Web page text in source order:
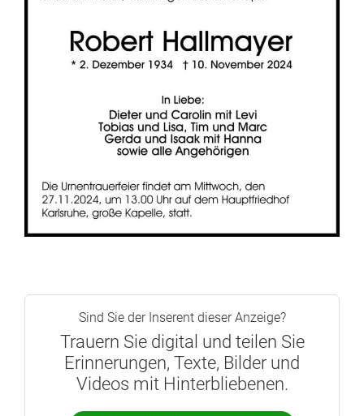
Sind Sie der Inserent dieser Anzeige?
Trauern Sie digital und teilen Sie
Erinnerungen, Texte, Bilder und
Videos mit Hinterbliebenen.